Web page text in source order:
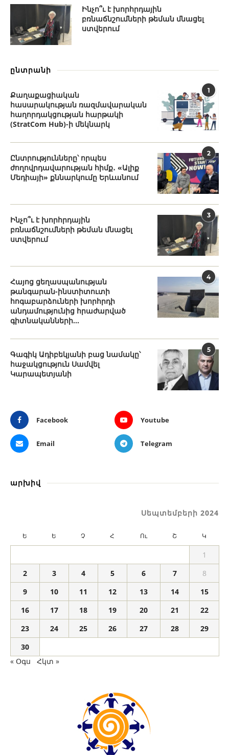
Ինչո՞ւ է խորհրդային
բռնաճնշումների թեման մնացել
ստվերում
ընտրանի
1
Քաղաքացիական
հասարակության ռազմավարական
հաղորդակցության հարթակի
(StratCom Hub)-ի մեկնարկ
2
Ընտրությունները՝ որպես
ժողովրդավարության հիմք․ «Ալիք
Մեդիայի» քննարկումը Երևանում
3
Ինչո՞ւ է խորհրդային
բռնաճնշումների թեման մնացել
ստվերում
4
Հայոց ցեղասպանության
թանգարան-ինստիտուտի
հոգաբարձուների խորհրդի
անդամությունից հրաժարված
գիտնականների...
5
Գագիկ Ադիբեկյանի բաց նամակը՝
հաջակցություն Սամվել
Կարապետյանի
Facebook Youtube
Email Telegram
արխիվ
Սեպտեմբերի 2024
Ե Ե Չ Հ Ու Շ Կ
1
2
3 4 5 6 7
8
9
10 11 12 13 14
15
16
17 18 19 20 21
22
23
24 25 26 27 28
29
30
« Օգս
Հկտ »